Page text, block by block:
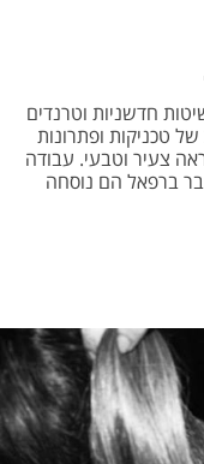
חדשניות וטרנדים
של טכניקות ופתרונות
צעיר וטבעי. עבודה
ברפאל הם נוסחה